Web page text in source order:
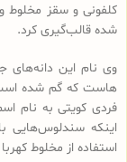
کلفونی و سقز مخلوط
شده قالب‌گیری کرد.
وی نام این دانه‌های
هاست که گم شده است.
فردی کویتی به نام
اینکه سندلوس‌هایی
استفاده از مخلوط